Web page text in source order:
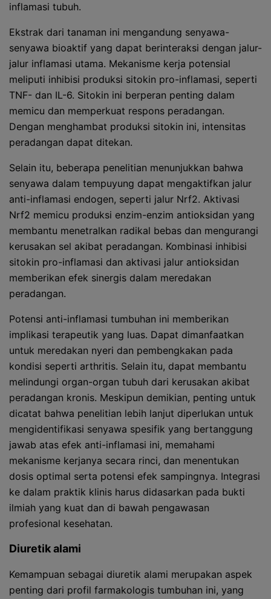
inflamasi tubuh.
Ekstrak dari tanaman ini mengandung senyawa-
senyawa bioaktif yang dapat berinteraksi dengan jalur-
jalur inflamasi utama. Mekanisme kerja potensial
meliputi inhibisi produksi sitokin pro-inflamasi, seperti
TNF- dan IL-6. Sitokin ini berperan penting dalam
memicu dan memperkuat respons peradangan.
Dengan menghambat produksi sitokin ini, intensitas
peradangan dapat ditekan.
Selain itu, beberapa penelitian menunjukkan bahwa
senyawa dalam tempuyung dapat mengaktifkan jalur
anti-inflamasi endogen, seperti jalur Nrf2. Aktivasi
Nrf2 memicu produksi enzim-enzim antioksidan yang
membantu menetralkan radikal bebas dan mengurangi
kerusakan sel akibat peradangan. Kombinasi inhibisi
sitokin pro-inflamasi dan aktivasi jalur antioksidan
memberikan efek sinergis dalam meredakan
peradangan.
Potensi anti-inflamasi tumbuhan ini memberikan
implikasi terapeutik yang luas. Dapat dimanfaatkan
untuk meredakan nyeri dan pembengkakan pada
kondisi seperti arthritis. Selain itu, dapat membantu
melindungi organ-organ tubuh dari kerusakan akibat
peradangan kronis. Meskipun demikian, penting untuk
dicatat bahwa penelitian lebih lanjut diperlukan untuk
mengidentifikasi senyawa spesifik yang bertanggung
jawab atas efek anti-inflamasi ini, memahami
mekanisme kerjanya secara rinci, dan menentukan
dosis optimal serta potensi efek sampingnya. Integrasi
ke dalam praktik klinis harus didasarkan pada bukti
ilmiah yang kuat dan di bawah pengawasan
profesional kesehatan.
Diuretik alami
Kemampuan sebagai diuretik alami merupakan aspek
penting dari profil farmakologis tumbuhan ini, yang